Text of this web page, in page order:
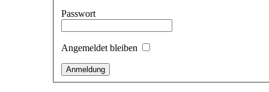
Passwort
Angemeldet bleiben